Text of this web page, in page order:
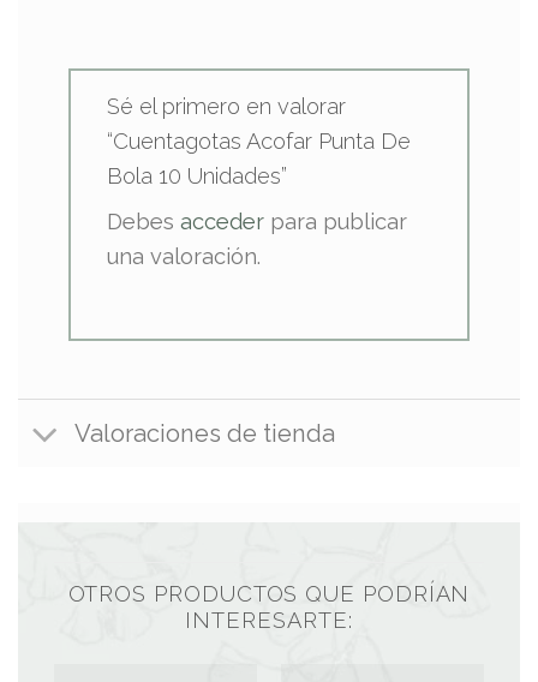
Sé el primero en valorar
“Cuentagotas Acofar Punta De
Bola 10 Unidades”
Debesacceder para publicar
una valoración.
Valoraciones de tienda
OTROS PRODUCTOS QUE PODRÍAN
INTERESARTE: